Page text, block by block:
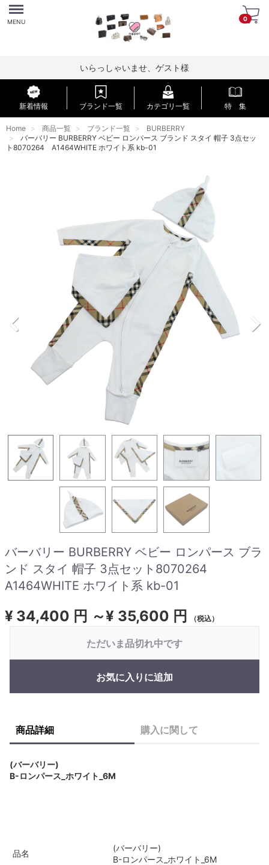
Menu
MENU 0
いらっしゃいませ、ゲスト様
新着情報 ブランド一覧 カテゴリ一覧 特 集
Home 商品一覧 ブランド一覧
BURBERRY
バーバリー BURBERRY ベビー ロンパース ブランド スタイ 帽子 3点セッ
ト8070264 A1464WHITE ホワイト系 kb-01
バーバリー BURBERRY ベビー ロンパース ブラ
ンド スタイ 帽子 3点セット8070264
A1464WHITE ホワイト系 kb-01
¥ 34,400 円 ～¥ 35,600 円 （税込）
ただいま品切れ中です
お気に入りに追加
商品詳細 購入に関して
(バーバリー)
B-ロンパース_ホワイト_6M
品名
(バーバリー)
B-ロンパース_ホワイト_6M